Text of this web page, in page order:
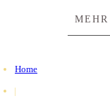
MEHR
Home
|